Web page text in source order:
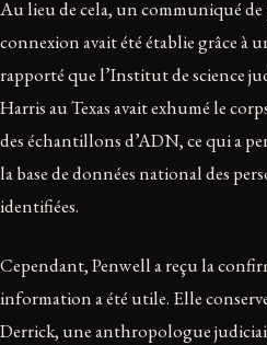
Au lieu de cela, un communiqué de
connexion avait été établie grâce à
rapporté que l’Institut de science
Harris au Texas avait exhumé le
des échantillons d’ADN, ce qui a
la base de données national des
identifiées.
Cependant, Penwell a reçu la
information a été utile. Elle
Derrick, une anthropologue